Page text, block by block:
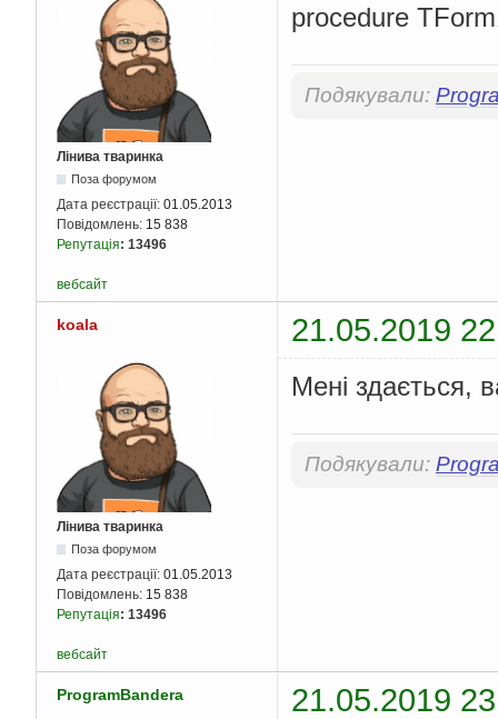
Лінива тваринка
Поза форумом
Дата реєстрації: 01.05.2013
Повідомлень: 15 838
Репутація: 13496
procedure
Подякували:
вебсайт
koala 21.05.2019
Лінива тваринка
Поза форумом
Дата реєстрації: 01.05.2013
Повідомлень: 15 838
Репутація: 13496
Мені здається,
Подякували:
вебсайт
ProgramBandera 21.05.2019